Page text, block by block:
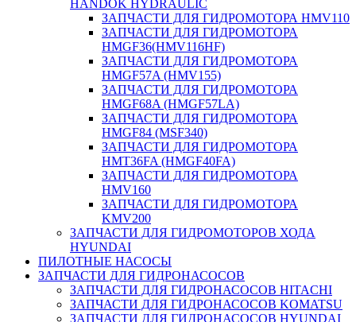
HANDOK HYDRAULIC
ЗАПЧАСТИ ДЛЯ ГИДРОМОТОРА HMV110
ЗАПЧАСТИ ДЛЯ ГИДРОМОТОРА
HMGF36(HMV116HF)
ЗАПЧАСТИ ДЛЯ ГИДРОМОТОРА
HMGF57A (HMV155)
ЗАПЧАСТИ ДЛЯ ГИДРОМОТОРА
HMGF68A (HMGF57LA)
ЗАПЧАСТИ ДЛЯ ГИДРОМОТОРА
HMGF84 (MSF340)
ЗАПЧАСТИ ДЛЯ ГИДРОМОТОРА
HMT36FA (HMGF40FA)
ЗАПЧАСТИ ДЛЯ ГИДРОМОТОРА
HMV160
ЗАПЧАСТИ ДЛЯ ГИДРОМОТОРА
KMV200
ЗАПЧАСТИ ДЛЯ ГИДРОМОТОРОВ ХОДА
HYUNDAI
ПИЛОТНЫЕ НАСОСЫ
ЗАПЧАСТИ ДЛЯ ГИДРОНАСОСОВ
ЗАПЧАСТИ ДЛЯ ГИДРОНАСОСОВ HITACHI
ЗАПЧАСТИ ДЛЯ ГИДРОНАСОСОВ KOMATSU
ЗАПЧАСТИ ДЛЯ ГИДРОНАСОСОВ HYUNDAI